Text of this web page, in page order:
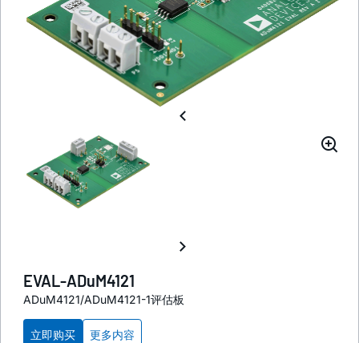
EVAL-ADuM4121
ADuM4121/ADuM4121-1评估板
立即购买 更多内容